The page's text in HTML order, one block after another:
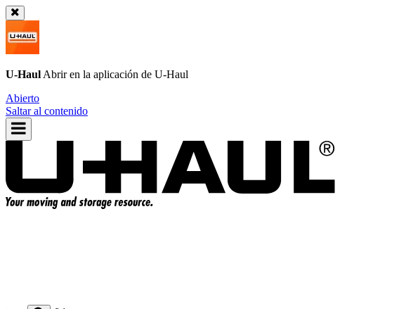
U-Haul Abrir en la aplicación de U-Haul
Abierto
Saltar al contenido